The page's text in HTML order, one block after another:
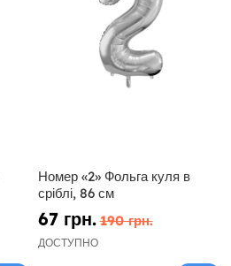
Номер «2» Фольга куля в
сріблі, 86 см
67 грн. 190 грн.
ДОСТУПНО